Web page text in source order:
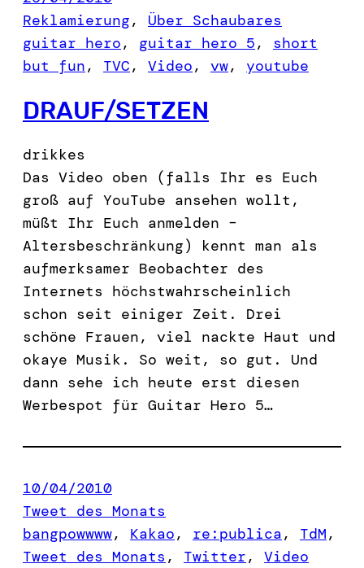
Reklamierung, Über Schaubares
guitar hero, guitar hero 5, short
but fun, TVC, Video, vw, youtube
DRAUF/SETZEN
drikkes
Das Video oben (falls Ihr es Euch
groß auf YouTube ansehen wollt,
müßt Ihr Euch anmelden –
Altersbeschränkung) kennt man als
aufmerksamer Beobachter des
Internets höchstwahrscheinlich
schon seit einiger Zeit. Drei
schöne Frauen, viel nackte Haut und
okaye Musik. So weit, so gut. Und
dann sehe ich heute erst diesen
Werbespot für Guitar Hero 5…
10/04/2010
Tweet des Monats
bangpowwww, Kakao, re:publica, TdM
Tweet des Monats , Twitter, Video